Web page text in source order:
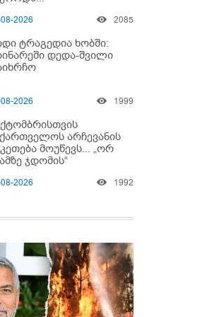
2026 2085
ტრაგედია ხობში:
დედა-შვილი
2026 1999
არჩევანის
მოუწევს... „ორ
ჯდომის“
- მირიან
2026 1992